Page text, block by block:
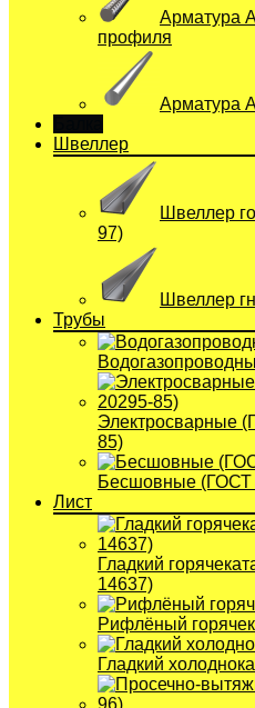
Арматура
профиля
Арматура
Швеллер
Швеллер
97)
Швеллер
Трубы
Электросварные
85)
Бесшовные (ГОСТ
Лист
Гладкий
14637)
Рифлёный
Гладкий